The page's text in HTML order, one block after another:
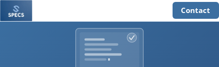
Contact